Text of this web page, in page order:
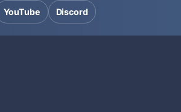
YouTube Discord